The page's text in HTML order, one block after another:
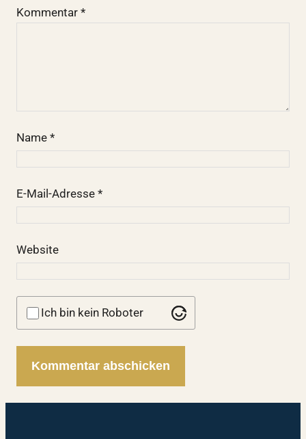
Kommentar *
Name *
E-Mail-Adresse *
Website
Ich bin kein Roboter